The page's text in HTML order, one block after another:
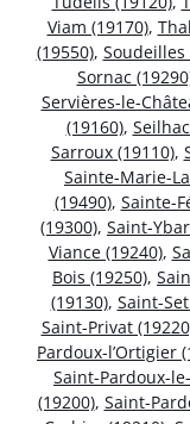
Viam (19170),
(19550), Soudeilles
Sornac
Servières-le-
(19160),
Sarroux (19110),
Sainte-Marie-
(19490), Sainte-
(19300), Saint-
Viance (19240),
Bois (19250),
(19130), Saint-
Saint-Privat
Pardoux-l’Ortigier
Saint-Pardoux-
(19200), Saint-